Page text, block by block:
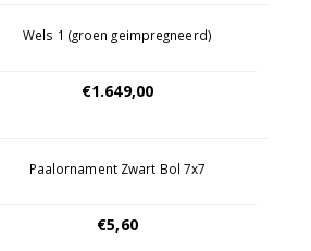
Wels 1 (groen geimpregneerd)
€1.649,00
Paalornament Zwart Bol 7x7
€5,60